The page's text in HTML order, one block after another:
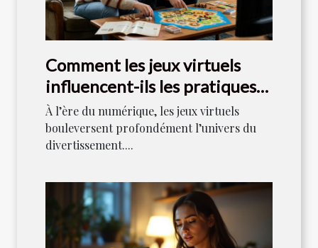
Comment les jeux virtuels
influencent-ils les pratiques
de jeu traditionnelles ?
À l’ère du numérique, les jeux virtuels
bouleversent profondément l’univers du
divertissement....